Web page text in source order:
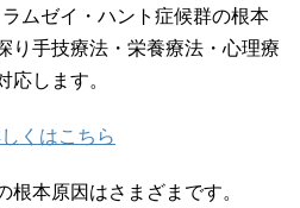
ムゼイ・ハント症候群の根本
り手技療法・栄養療法・心理療
応します。
くはこちら
根本原因はさまざまです。